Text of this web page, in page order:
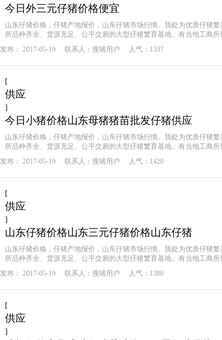
今日外三元仔猪价格便宜
山东仔猪价格，仔猪产地报价，山东仔猪市场行情。我处为优质仔猪
所品种齐全、货源充足、公平交易的大型仔猪繁育基地。有当地工商
发布： 2017-05-19 联系人： 搜猪用户 人气：1337
[
供应
]
今日小猪价格山东母猪猪苗批发仔猪供应
山东仔猪价格，仔猪产地报价，山东仔猪市场行情。我处为优质仔猪
所品种齐全、货源充足、公平交易的大型仔猪繁育基地。有当地工商
发布： 2017-05-19 联系人： 搜猪用户 人气：1420
[
供应
]
山东仔猪价格山东三元仔猪价格山东仔猪
山东仔猪价格，仔猪产地报价，山东仔猪市场行情。我处为优质仔猪
所品种齐全、货源充足、公平交易的大型仔猪繁育基地。有当地工商
发布： 2017-05-19 联系人： 搜猪用户 人气：1380
[
供应
]